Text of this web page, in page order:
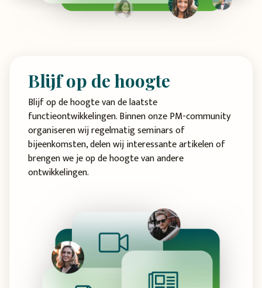
Blijf op de hoogte
Blijf op de hoogte van de laatste
functieontwikkelingen. Binnen onze PM-community
organiseren wij regelmatig seminars of
bijeenkomsten, delen wij interessante artikelen of
brengen we je op de hoogte van andere
ontwikkelingen.